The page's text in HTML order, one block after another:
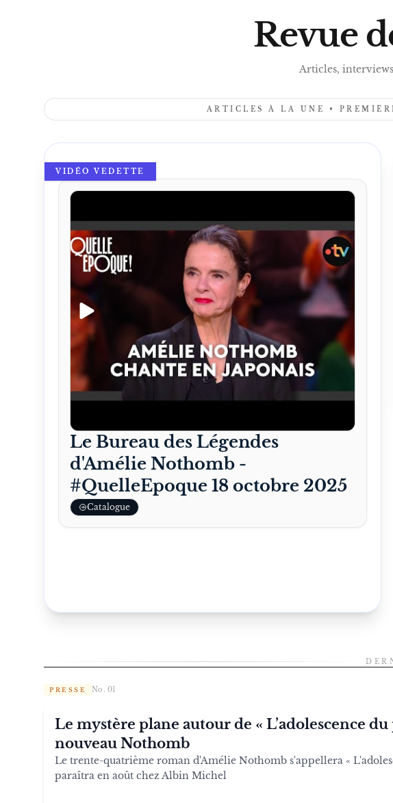
Revue
Articles,
ARTICLES À LA UNE •
VIDÉO VEDETTE
Le Bureau des Légendes
d'Amélie Nothomb -
#QuelleEpoque 18 octobre 2025
Catalogue
PRESSE No. 01
Le mystère plane autour de « L’adolescence
nouveau Nothomb
Le trente-quatrième roman d'Amélie Nothomb s'appellera «
paraîtra en août chez Albin Michel